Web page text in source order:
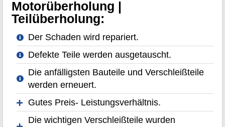
Motorüberholung |
Teilüberholung:
Der Schaden wird repariert.
Defekte Teile werden ausgetauscht.
Die anfälligsten Bauteile und Verschleißteile
werden erneuert.
Gutes Preis- Leistungsverhältnis.
Die wichtigen Verschleißteile wurden